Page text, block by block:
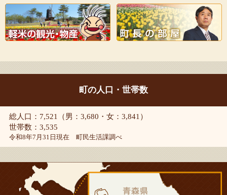
町の人口・世帯数
総人口：7,521（男：3,680・女：3,841）
世帯数：3,535
令和8年7月31日現在 町民生活課調べ